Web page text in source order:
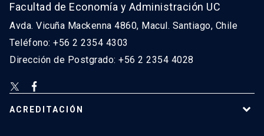
Facultad de Economía y Administración UC
Avda. Vicuña Mackenna 4860, Macul. Santiago, Chile
Teléfono: +56 2 2354 4303
Dirección de Postgrado: +56 2 2354 4028
ACREDITACIÓN